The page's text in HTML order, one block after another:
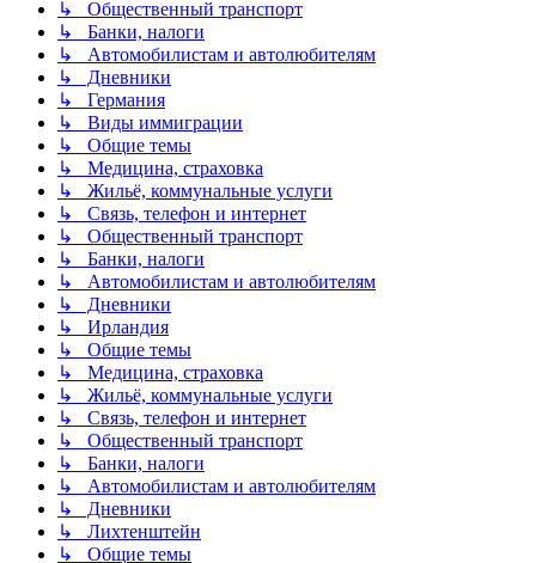
↳ Общественный транспорт
↳ Банки, налоги
↳ Автомобилистам и автолюбителям
↳ Дневники
↳ Германия
↳ Виды иммиграции
↳ Общие темы
↳ Медицина, страховка
↳ Жильё, коммунальные услуги
↳ Связь, телефон и интернет
↳ Общественный транспорт
↳ Банки, налоги
↳ Автомобилистам и автолюбителям
↳ Дневники
↳ Ирландия
↳ Общие темы
↳ Медицина, страховка
↳ Жильё, коммунальные услуги
↳ Связь, телефон и интернет
↳ Общественный транспорт
↳ Банки, налоги
↳ Автомобилистам и автолюбителям
↳ Дневники
↳ Лихтенштейн
↳ Общие темы